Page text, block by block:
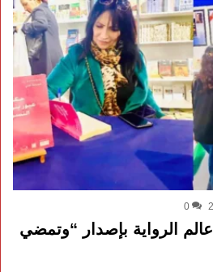
0
الرواية بإصدار “وتمضي